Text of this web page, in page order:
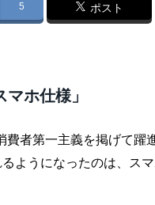
5 ポスト
ホ仕様」
者第一主義を掲げて躍
ようになったのは、ス